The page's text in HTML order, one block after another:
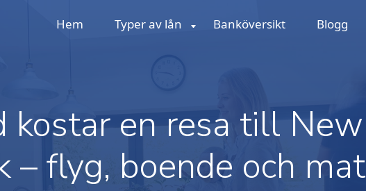
Hem Typer av lån Banköversikt Blogg
kostar en resa till New
– flyg, boende och mat